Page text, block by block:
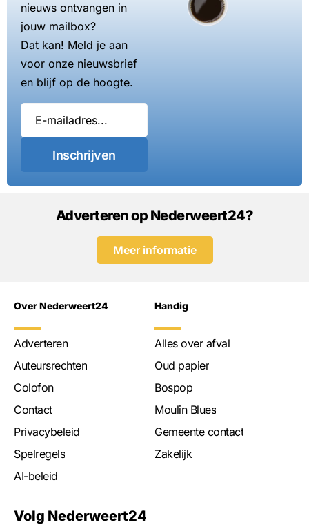
nieuws ontvangen in
jouw mailbox?
Dat kan! Meld je aan
voor onze nieuwsbrief
en blijf op de hoogte.
Inschrijven
Adverteren op Nederweert24?
Meer informatie
Over Nederweert24
Adverteren
Auteursrechten
Colofon
Contact
Privacybeleid
Spelregels
AI-beleid
Handig
Alles over afval
Oud papier
Bospop
Moulin Blues
Gemeente contact
Zakelijk
Volg Nederweert24